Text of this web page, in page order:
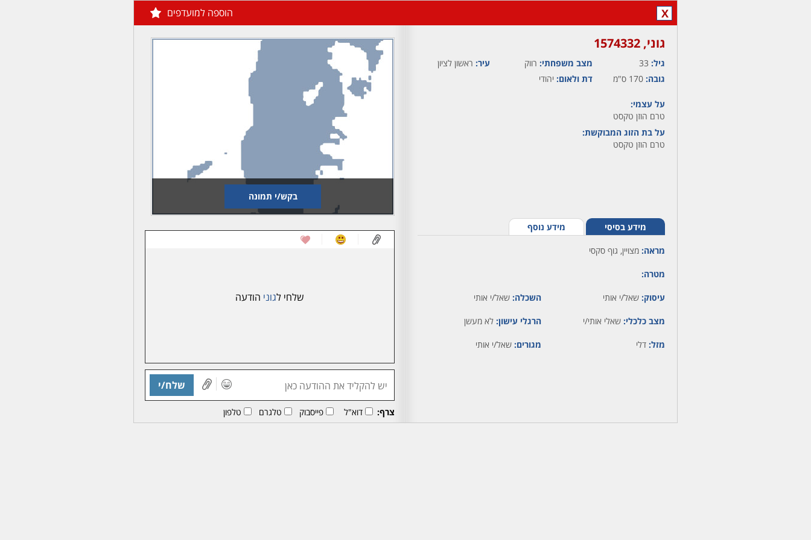
X הוספה למועדפים
גוני,‏ 1574332
גיל: 33 מצב משפחתי: רווק עיר: ראשון לציון
גובה: 170 ס"מ דת ולאום: יהודי
על עצמי:
טרם הוזן טקסט
על בת הזוג המבוקשת:
טרם הוזן טקסט
מידע בסיסי מידע נוסף
מראה: מצויין, גוף סקסי
מטרה:
עיסוק: שאל/י אותי השכלה: שאל/י אותי
מצב כלכלי: שאלי אותי/י הרגלי עישון: לא מעשן
מזל: דלי מגורים: שאל/י אותי
בקש/י תמונה
שלחי לגוני הודעה
שלח/י
צרף: דוא"ל פייסבוק טלגרם טלפון